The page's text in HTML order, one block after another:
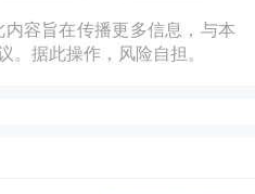
内容旨在传播更多信息，与本
。据此操作，风险自担。